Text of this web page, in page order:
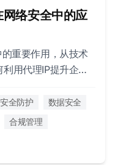
络安全中的应
重要作用，从技术
用代理IP提升企业
安全防护
数据安全
合规管理